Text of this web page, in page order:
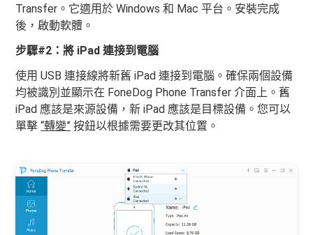
Transfer。它適用於 Windows 和 Mac 平台。安裝完成
後，啟動軟體。
步驟#2：將 iPad 連接到電腦
使用 USB 連接線將新舊 iPad 連接到電腦。確保兩個設備
均被識別並顯示在 FoneDog Phone Transfer 介面上。舊
iPad 應該是來源設備，新 iPad 應該是目標設備。您可以
單擊“轉變” 按鈕以根據需要更改其位置。